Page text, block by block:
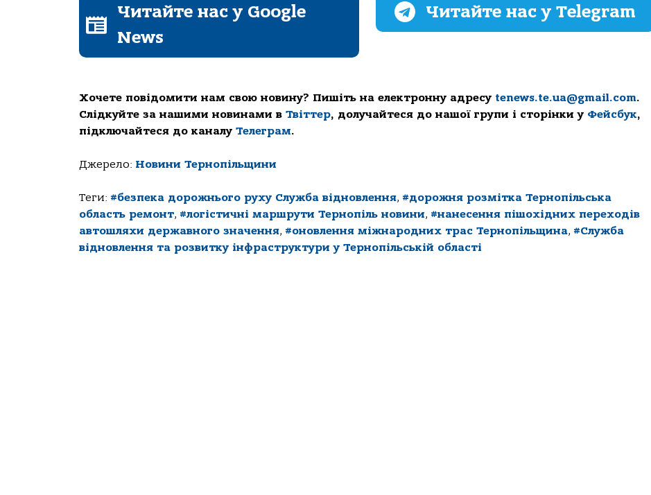
Читайте нас у Google
News
Читайте нас у Telegram
Хочете повідомити нам свою новину? Пишіть на електронну адресу tenews.te.ua@gmail.com.
Слідкуйте за нашими новинами в Твіттер, долучайтеся до нашої групи і сторінки у Фейсбук,
підключайтеся до каналу Телеграм.
Джерело: Новини Тернопільщини
Теги: #безпека дорожнього руху Служба відновлення, #дорожня розмітка Тернопільська
область ремонт, #логістичні маршрути Тернопіль новини, #нанесення пішохідних переходів
автошляхи державного значення, #оновлення міжнародних трас Тернопільщина, #Служба
відновлення та розвитку інфраструктури у Тернопільській області